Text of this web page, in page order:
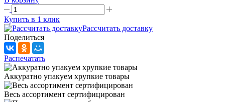
Купить в 1 клик
Рассчитать доставку
Поделиться
Распечатать
Аккуратно упакуем хрупкие товары
Весь ассортимент сертифицирован